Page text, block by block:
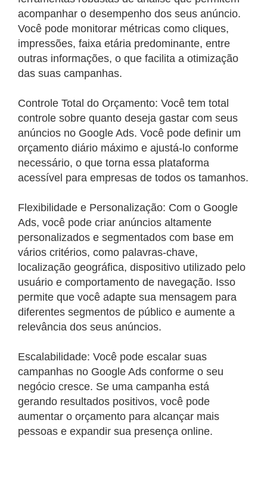
acompanhar o desempenho dos seus anúncio.
Você pode monitorar métricas como cliques,
impressões, faixa etária predominante, entre
outras informações, o que facilita a otimização
das suas campanhas.
Controle Total do Orçamento: Você tem total
controle sobre quanto deseja gastar com seus
anúncios no Google Ads. Você pode definir um
orçamento diário máximo e ajustá-lo conforme
necessário, o que torna essa plataforma
acessível para empresas de todos os tamanhos.
Flexibilidade e Personalização: Com o Google
Ads, você pode criar anúncios altamente
personalizados e segmentados com base em
vários critérios, como palavras-chave,
localização geográfica, dispositivo utilizado pelo
usuário e comportamento de navegação. Isso
permite que você adapte sua mensagem para
diferentes segmentos de público e aumente a
relevância dos seus anúncios.
Escalabilidade: Você pode escalar suas
campanhas no Google Ads conforme o seu
negócio cresce. Se uma campanha está
gerando resultados positivos, você pode
aumentar o orçamento para alcançar mais
pessoas e expandir sua presença online.